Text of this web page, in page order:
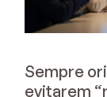
Sempre
evitarem